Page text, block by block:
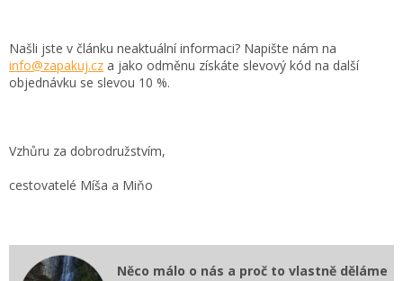
Našli jste v článku neaktuální informaci? Napište nám na
info@zapakuj.cz a jako odměnu získáte slevový kód na další
objednávku se slevou 10 %.
Vzhůru za dobrodružstvím,
cestovatelé Míša a Miňo
Něco málo o nás a proč to vlastně děláme